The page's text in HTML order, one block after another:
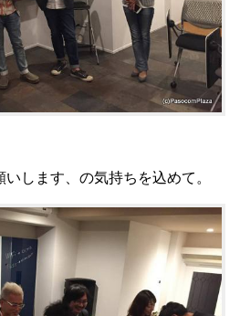
します、の気持ちを込めて。